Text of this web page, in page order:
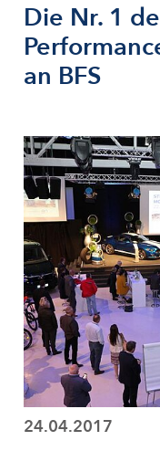
Die Nr. 1
an BFS
24.04.2017